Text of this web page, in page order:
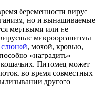
беременности вирус
но и вынашиваемые
мертвыми или не
микроорганизмы
слюной, мочой, кровью,
«наградить»
кошачьих. Питомец может
во время совместных
другого